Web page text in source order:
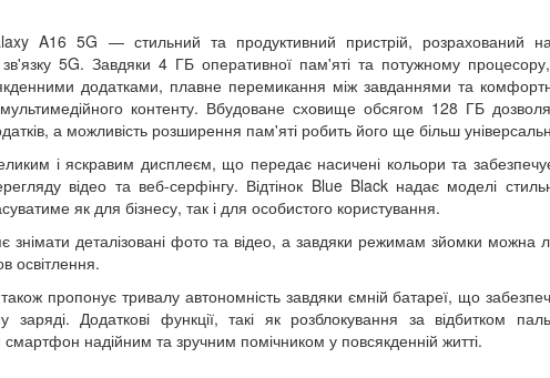
A16 5G — стильний та продуктивний пристрій, розрахований
зв'язку 5G. Завдяки 4 ГБ оперативної пам'яті та потужному
додатками, плавне перемикання між завданнями та
контенту. Вбудоване сховище обсягом 128 ГБ дозволяє
а можливість розширення пам'яті робить його ще більш
і яскравим дисплеєм, що передає насичені кольори та
відео та веб-серфінгу. Відтінок Blue Black надає моделі
як для бізнесу, так і для особистого користування.
деталізовані фото та відео, а завдяки режимам зйомки можна
освітлення.
пропонує тривалу автономність завдяки ємній батареї, що
заряді. Додаткові функції, такі як розблокування за відбитком
надійним та зручним помічником у повсякденній житті.